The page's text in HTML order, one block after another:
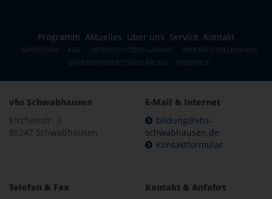
Programm Aktuelles Über uns Service Kontakt
IMPRESSUM AGB DATENSCHUTZERKLÄRUNG
WIDERRUFSBELEHRUNG
BARRIEREFREIHEITSERKLÄRUNG
WIDERRUF
vhs Schwabhausen
Kirchenstr. 3
85247 Schwabhausen
E-Mail & Internet
bildung@vhs-
schwabhausen.de
Kontaktformular
Telefon & Fax
Kontakt & Anfahrt